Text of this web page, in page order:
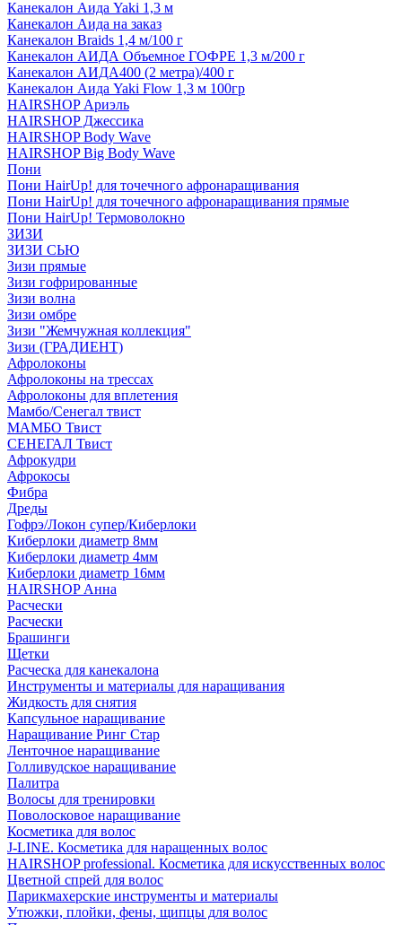
Канекалон Аида Yaki 1,3 м
Канекалон Аида на заказ
Канекалон Braids 1,4 м/100 г
Канекалон АИДА Объемное ГОФРЕ 1,3 м/200 г
Канекалон АИДА400 (2 метра)/400 г
Канекалон Аида Yaki Flow 1,3 м 100гр
HAIRSHOP Ариэль
HAIRSHOP Джессика
HAIRSHOP Body Wave
HAIRSHOP Big Body Wave
Пони
Пони HairUp! для точечного афронаращивания
Пони HairUp! для точечного афронаращивания прямые
Пони HairUp! Термоволокно
ЗИЗИ
ЗИЗИ СЬЮ
Зизи прямые
Зизи гофрированные
Зизи волна
Зизи омбре
Зизи "Жемчужная коллекция"
Зизи (ГРАДИЕНТ)
Афролоконы
Афролоконы на трессах
Афролоконы для вплетения
Мамбо/Сенегал твист
МАМБО Твист
СЕНЕГАЛ Твист
Афрокудри
Афрокосы
Фибра
Дреды
Гофрэ/Локон супер/Киберлоки
Киберлоки диаметр 8мм
Киберлоки диаметр 4мм
Киберлоки диаметр 16мм
HAIRSHOP Анна
Расчески
Расчески
Брашинги
Щетки
Расческа для канекалона
Инструменты и материалы для наращивания
Жидкость для снятия
Капсульное наращивание
Наращивание Ринг Стар
Ленточное наращивание
Голливудское наращивание
Палитра
Волосы для тренировки
Поволосковое наращивание
Косметика для волос
J-LINE. Косметика для наращенных волос
HAIRSHOP professional. Косметика для искусственных волос
Цветной спрей для волос
Парикмахерские инструменты и материалы
Утюжки, плойки, фены, щипцы для волос